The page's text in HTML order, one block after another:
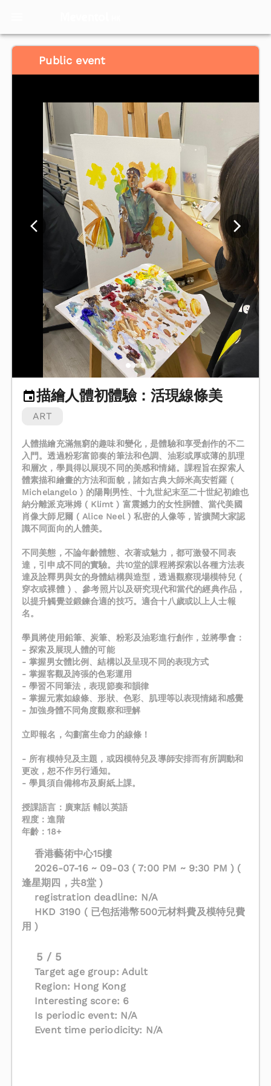
Public event
描繪人體初體驗：活現線條美
ART
人體描繪充滿無窮的趣味和變化，是體驗和享受創作的不二
入門。透過粉彩富節奏的筆法和色調、油彩或厚或薄的肌理
和層次，學員得以展現不同的美感和情緒。課程旨在探索人
體素描和繪畫的方法和面貌，諸如古典大師米高安哲羅 (
Michelangelo ) 的陽剛男性、十九世紀末至二十世紀初維也
納分離派克琳姆 ( Klimt ) 富震撼力的女性胴體、當代美國
肖像大師尼爾 ( Alice Neel ) 私密的人像等，皆擴闊大家認
識不同面向的人體美。
不同美態，不論年齡體態、衣著或魅力，都可激發不同表
達，引申成不同的實驗。共10堂的課程將探索以各種方法表
達及詮釋男與女的身體結構與造型，透過觀察現場模特兒 (
穿衣或裸體 ) 、參考照片以及研究現代和當代的經典作品，
以提升觸覺並鍛鍊合適的技巧。適合十八歲或以上人士報
名。
學員將使用鉛筆、炭筆、粉彩及油彩進行創作，並將學會：
- 探索及展現人體的可能
- 掌握男女體比例、結構以及呈現不同的表現方式
- 掌握客觀及誇張的色彩運用
- 學習不同筆法，表現節奏和韻律
- 掌握元素如線條、形狀、色彩、肌理等以表現情緒和感覺
- 加強身體不同角度觀察和理解
立即報名，勾劃富生命力的線條！
- 所有模特兒及主題，或因模特兒及導師安排而有所調動和
更改，恕不作另行通知。
- 學員須自備棉布及廚紙上課。
授課語言：廣東話 輔以英語
程度：進階
年齡：18+
香港藝術中心15樓
2026-07-16 ~ 09-03 ( 7:00 PM ~ 9:30 PM ) (
逢星期四，共8堂 )
registration deadline: N/A
HKD 3190 ( 已包括港幣500元材料費及模特兒費
用 )
5 / 5
Target age group: Adult
Region: Hong Kong
Interesting score: 6
Is periodic event: N/A
Event time periodicity: N/A